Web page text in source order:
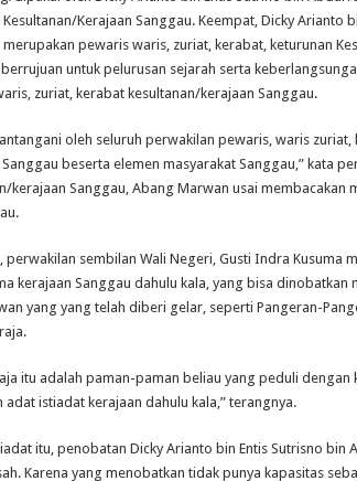
Kerajaan Sanggau. Keempat, Dicky Arianto
pewaris waris, zuriat, kerabat, keturunan
untuk pelurusan sejarah serta
zuriat, kerabat kesultanan/kerajaan Sanggau.
oleh seluruh perwakilan pewaris, waris zuriat,
beserta elemen masyarakat Sanggau,” kata
kerajaan Sanggau, Abang Marwan usai membacakan
perwakilan sembilan Wali Negeri, Gusti Indra Kusuma
kerajaan Sanggau dahulu kala, yang bisa dinobatkan
yang yang telah diberi gelar, seperti Pangeran-
itu adalah paman-paman beliau yang peduli
adat istiadat kerajaan dahulu kala,” terangnya.
itu, penobatan Dicky Arianto bin Entis Sutrisno bin
Karena yang menobatkan tidak punya kapasitas